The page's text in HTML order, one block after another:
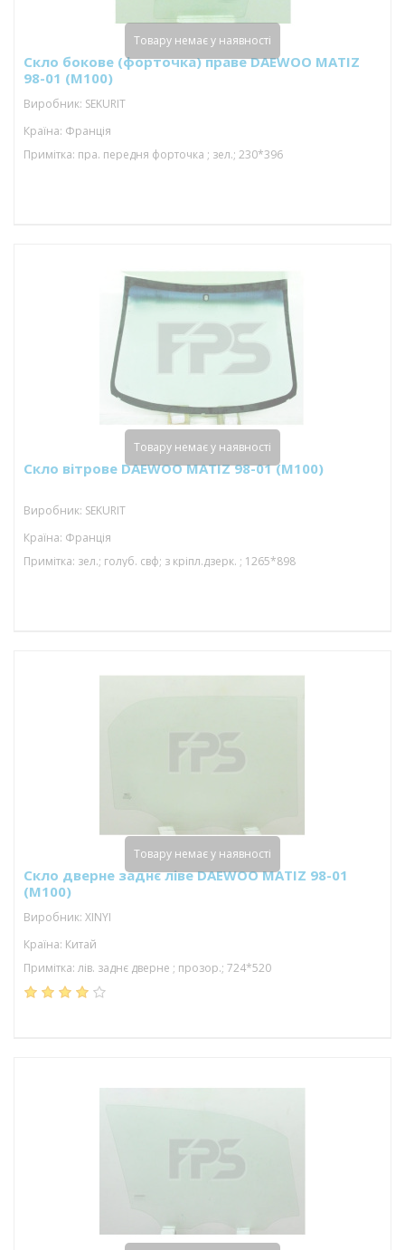
Скло бокове (форточка) праве DAEWOO MATIZ
98-01 (M100)
Виробник: SEKURIT
Країна: Франція
Примітка: пра. передня форточка ; зел.; 230*396
Товару немає у наявності
Скло вітрове DAEWOO MATIZ 98-01 (M100)
Виробник: SEKURIT
Країна: Франція
Примітка: зел.; голуб. свф; з кріпл.дзерк. ; 1265*898
Товару немає у наявності
Скло дверне заднє ліве DAEWOO MATIZ 98-01
(M100)
Виробник: XINYI
Країна: Китай
Примітка: лів. заднє дверне ; прозор.; 724*520
Товару немає у наявності